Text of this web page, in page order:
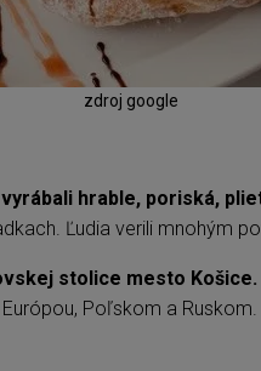
zdroj google
hrable, poriská,
Ľudia verili mnohým
stolice mesto Košice.
Poľskom a